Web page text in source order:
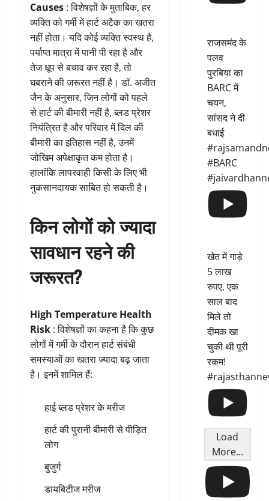
Causes : विशेषज्ञों के मुताबिक, हर
व्यक्ति को गर्मी में हार्ट अटैक का खतरा
नहीं होता। यदि कोई व्यक्ति स्वस्थ है,
पर्याप्त मात्रा में पानी पी रहा है और
तेज धूप से बचाव कर रहा है, तो
घबराने की जरूरत नहीं है। डॉ. अजीत
जैन के अनुसार, जिन लोगों को पहले
से हार्ट की बीमारी नहीं है, ब्लड प्रेशर
नियंत्रित है और परिवार में दिल की
बीमारी का इतिहास नहीं है, उनमें
जोखिम अपेक्षाकृत कम होता है।
हालांकि लापरवाही किसी के लिए भी
नुकसानदायक साबित हो सकती है।
किन लोगों को ज्यादा
सावधान रहने की
जरूरत?
High Temperature Health
Risk : विशेषज्ञों का कहना है कि कुछ
लोगों में गर्मी के दौरान हार्ट संबंधी
समस्याओं का खतरा ज्यादा बढ़ जाता
है। इनमें शामिल हैं:
हाई ब्लड प्रेशर के मरीज
हार्ट की पुरानी बीमारी से पीड़ित
लोग
बुजुर्ग
डायबिटीज मरीज
राजसमंद के
पलव
पुरबिया का
BARC में
चयन,
सांसद ने दी
बधाई
#BARC
खेत में गाड़े
5 लाख
रुपए, एक
साल बाद
मिले तो
दीमक खा
चुकी थी पूरी
रकम!
Load
More...